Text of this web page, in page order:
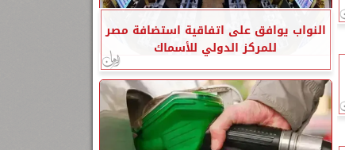
النواب يوافق على اتفاقية استضافة مصر
للمركز الدولي للأسماك